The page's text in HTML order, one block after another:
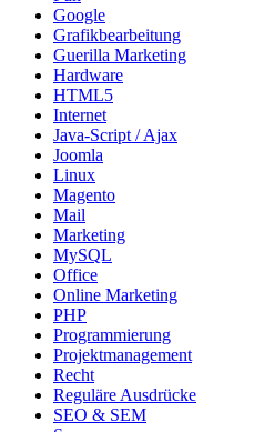
Google
Grafikbearbeitung
Guerilla Marketing
Hardware
HTML5
Internet
Java-Script / Ajax
Joomla
Linux
Magento
Mail
Marketing
MySQL
Office
Online Marketing
PHP
Programmierung
Projektmanagement
Recht
Reguläre Ausdrücke
SEO & SEM